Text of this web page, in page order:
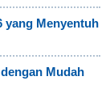
yang Menyentuh
Mudah